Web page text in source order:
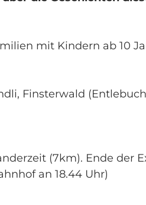
mit Kindern ab 10
Finsterwald
(7km). Ende der
an 18.44 Uhr)